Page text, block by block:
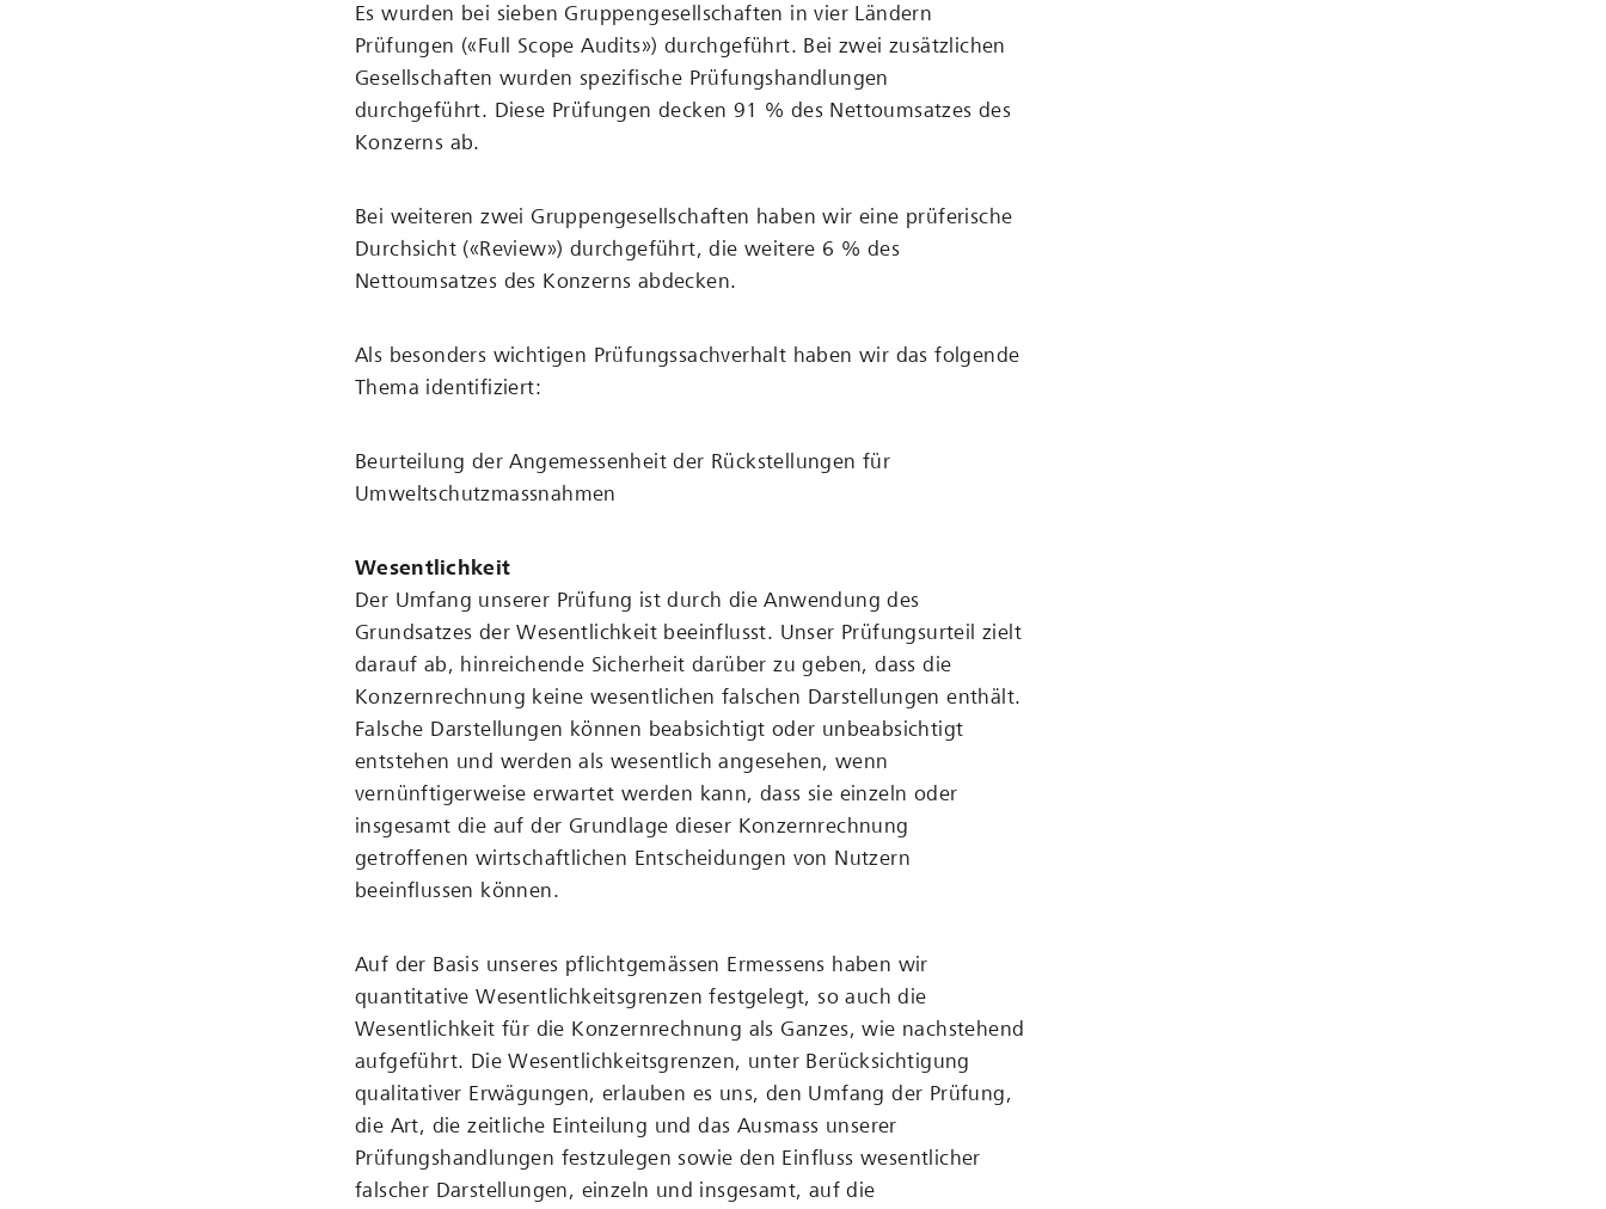
Es wurden bei sieben Gruppengesellschaften in vier Ländern
Prüfungen («Full Scope Audits») durchgeführt. Bei zwei zusätzlichen
Gesellschaften wurden spezifische Prüfungshandlungen
durchgeführt. Diese Prüfungen decken 91 % des Nettoumsatzes des
Konzerns ab.
Bei weiteren zwei Gruppengesellschaften haben wir eine prüferische
Durchsicht («Review») durchgeführt, die weitere 6 % des
Nettoumsatzes des Konzerns abdecken.
Als besonders wichtigen Prüfungssachverhalt haben wir das folgende
Thema identifiziert:
Beurteilung der Angemessenheit der Rückstellungen für
Umweltschutzmassnahmen
Wesentlichkeit
Der Umfang unserer Prüfung ist durch die Anwendung des
Grundsatzes der Wesentlichkeit beeinflusst. Unser Prüfungsurteil zielt
darauf ab, hinreichende Sicherheit darüber zu geben, dass die
Konzernrechnung keine wesentlichen falschen Darstellungen enthält.
Falsche Darstellungen können beabsichtigt oder unbeabsichtigt
entstehen und werden als wesentlich angesehen, wenn
vernünftigerweise erwartet werden kann, dass sie einzeln oder
insgesamt die auf der Grundlage dieser Konzernrechnung
getroffenen wirtschaftlichen Entscheidungen von Nutzern
beeinflussen können.
Auf der Basis unseres pflichtgemässen Ermessens haben wir
quantitative Wesentlichkeitsgrenzen festgelegt, so auch die
Wesentlichkeit für die Konzernrechnung als Ganzes, wie nachstehend
aufgeführt. Die Wesentlichkeitsgrenzen, unter Berücksichtigung
qualitativer Erwägungen, erlauben es uns, den Umfang der Prüfung,
die Art, die zeitliche Einteilung und das Ausmass unserer
Prüfungshandlungen festzulegen sowie den Einfluss wesentlicher
falscher Darstellungen, einzeln und insgesamt, auf die